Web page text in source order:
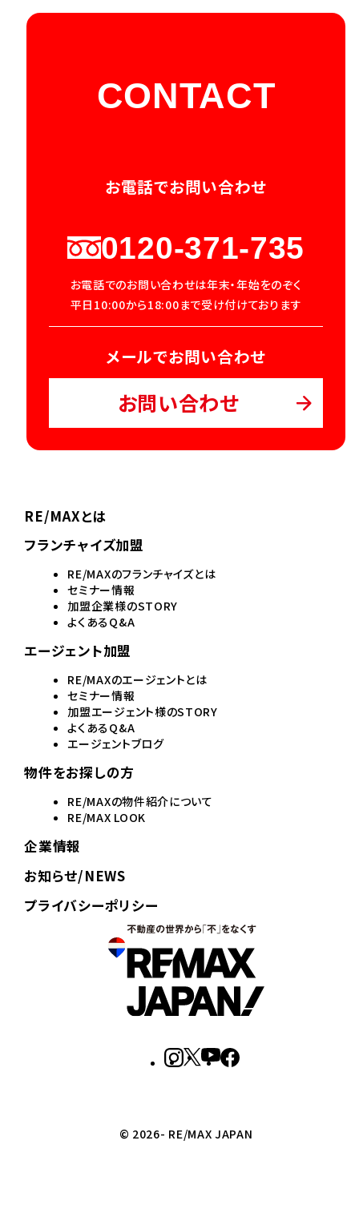
CONTACT
お電話でお問い合わせ
0120-371-735
お電話でのお問い合わせは年末・年始をのぞく
平日10:00から18:00まで受け付けております
メールでお問い合わせ
お問い合わせ
RE/MAXとは
フランチャイズ加盟
RE/MAXのフランチャイズとは
セミナー情報
加盟企業様のSTORY
よくあるQ&A
エージェント加盟
RE/MAXのエージェントとは
セミナー情報
加盟エージェント様のSTORY
よくあるQ&A
エージェントブログ
物件をお探しの方
RE/MAXの物件紹介について
RE/MAX LOOK
企業情報
お知らせ/NEWS
プライバシーポリシー
© 2026- RE/MAX JAPAN